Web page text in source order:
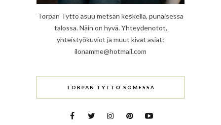
Torpan Tyttö asuu metsän keskellä, punaisessa
talossa. Näin on hyvä. Yhteydenotot,
yhteistyökuviot ja muut kivat asiat:
ilonamme@hotmail.com
TORPAN TYTTÖ SOMESSA